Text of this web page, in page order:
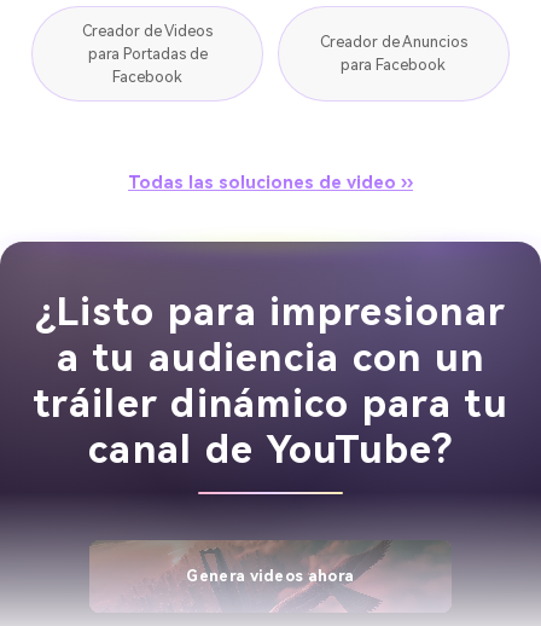
Creador de Videos
para Portadas de
Facebook
Creador de Anuncios
para Facebook
Todas las soluciones de video ››
¿Listo para impresionar
a tu audiencia con un
tráiler dinámico para tu
canal de YouTube?
Genera videos ahora